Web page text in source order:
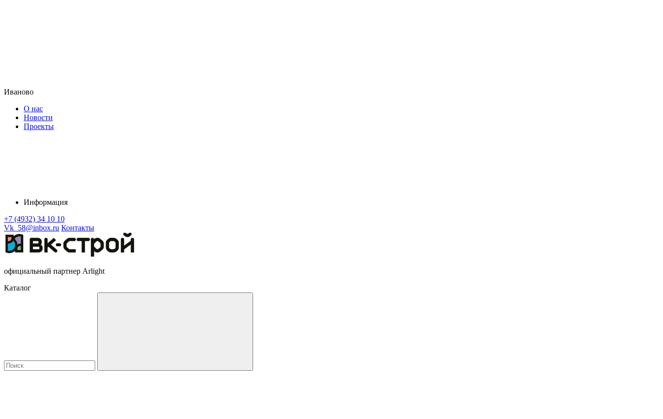
Иваново
О нас
Новости
Проекты
Информация
+7 (4932) 34 10 10
Vk_58@inbox.ru Контакты
официальный партнер Arlight
Каталог